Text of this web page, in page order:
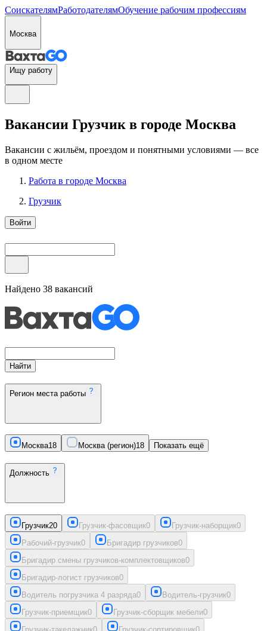
СоискателямРаботодателямОбучение рабочим профессиям
Москва
Ищу работу
Вакансии Грузчик в городе Москва
Вакансии с жильём, проездом и понятными условиями — все
в одном месте
Работа в городе Москва
Грузчик
Войти
Найдено 38 вакансий
Найти
Регион места работы
Москва18 Москва (регион)18 Показать ещё
Должность
Грузчик20 Грузчик-фасовщик0 Грузчик-наборщик0
Рабочий-грузчик0 Бригадир грузчиков0
Бригадир смены грузчиков-комплектовщиков0
Бригадир-логист грузчиков0
Водитель погрузчика 4 разряда0 Водитель-грузчик0
Грузчик-приемщик0 Грузчик-сборщик мебели0